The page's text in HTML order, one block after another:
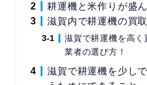
耕運機と米作りが盛
滋賀内で耕運機の買
滋賀で耕運機を高く
業者の選び方！
滋賀で耕運機を少し